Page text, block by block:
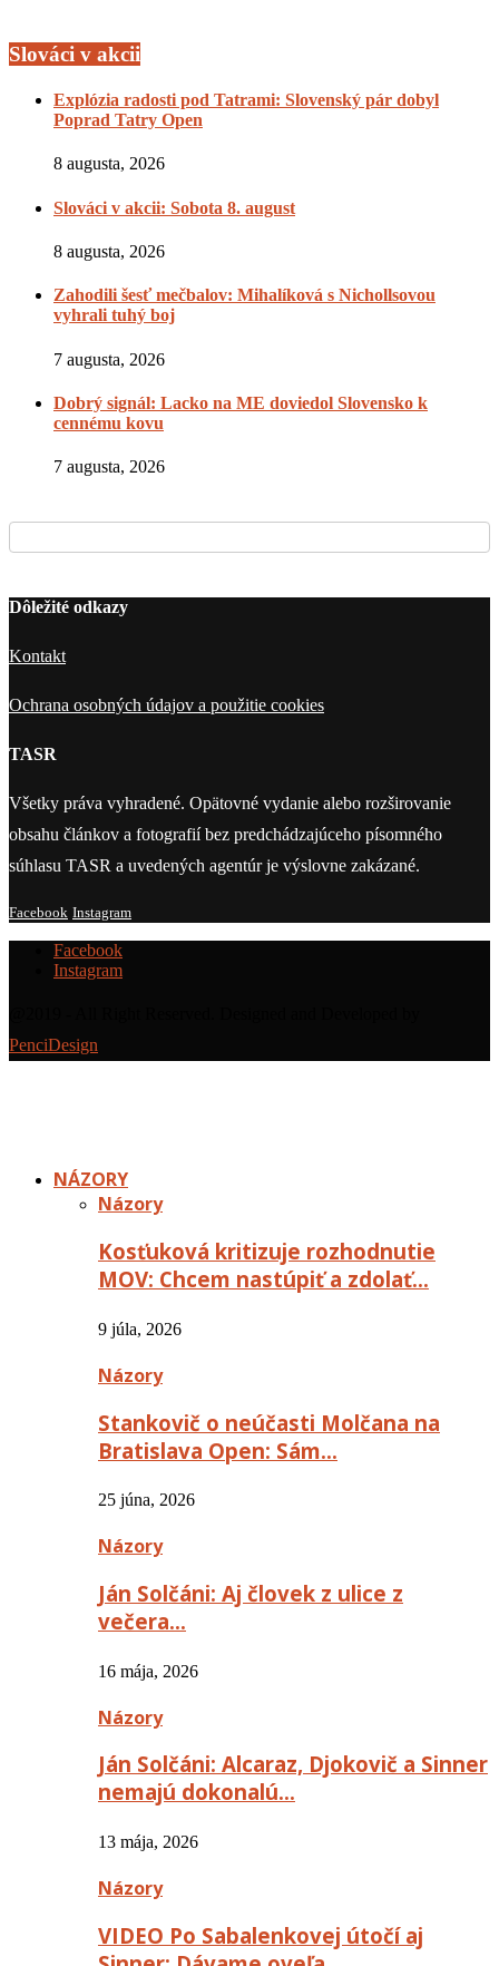
Slováci v akcii
Explózia radosti pod Tatrami: Slovenský pár dobyl
Poprad Tatry Open
8 augusta, 2026
Slováci v akcii: Sobota 8. august
8 augusta, 2026
Zahodili šesť mečbalov: Mihalíková s Nichollsovou
vyhrali tuhý boj
7 augusta, 2026
Dobrý signál: Lacko na ME doviedol Slovensko k
cennému kovu
7 augusta, 2026
Dôležité odkazy
Kontakt
Ochrana osobných údajov a použitie cookies
TASR
Všetky práva vyhradené. Opätovné vydanie alebo rozširovanie
obsahu článkov a fotografií bez predchádzajúceho písomného
súhlasu TASR a uvedených agentúr je výslovne zakázané.
Facebook Instagram
Facebook
Instagram
PenciDesign
NÁZORY
Názory
Kosťuková kritizuje rozhodnutie
MOV: Chcem nastúpiť a zdolať…
9 júla, 2026
Názory
Stankovič o neúčasti Molčana na
Bratislava Open: Sám…
25 júna, 2026
Názory
Ján Solčáni: Aj človek z ulice z
večera…
16 mája, 2026
Názory
Ján Solčáni: Alcaraz, Djokovič a Sinner
nemajú dokonalú…
13 mája, 2026
Názory
VIDEO Po Sabalenkovej útočí aj